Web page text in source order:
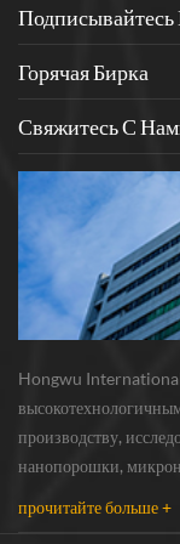
вы заинтересованы в
пожалуйста, не
обращаться к нам, и
портной для
Горячая Бирка
Свяжитесь С
Hongwu International
производству,
нанопорошки,
Сюйчжоу, Цзянсу, в
прочитайте больше +